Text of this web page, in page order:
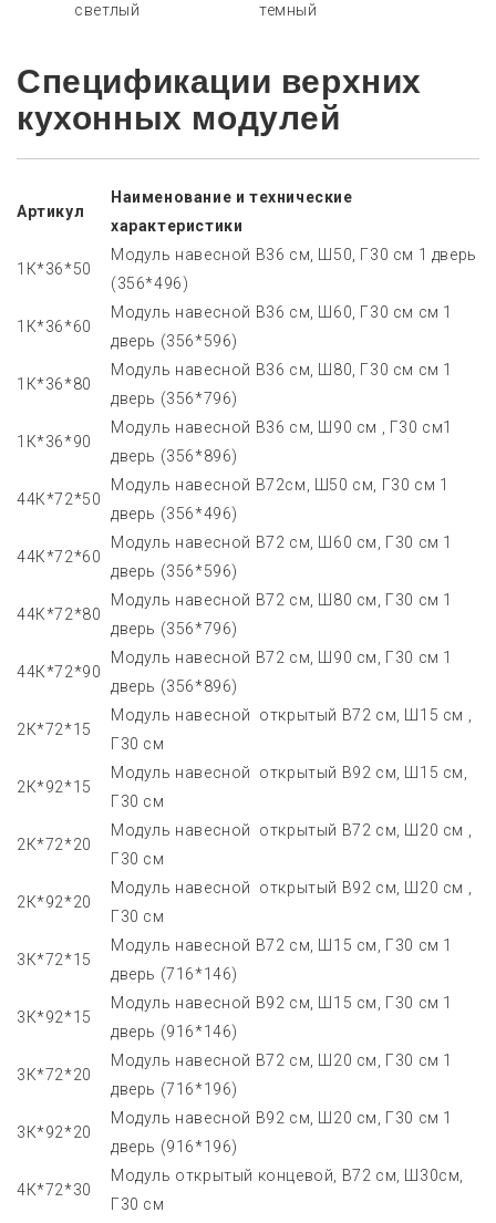
светлый
темный
Спецификации верхних
кухонных модулей
Артикул
Наименование и технические
характеристики
1К*36*50
Модуль навесной В36 см, Ш50, Г30 см 1 дверь
(356*496)
1К*36*60
Модуль навесной В36 см, Ш60, Г30 см см 1
дверь (356*596)
1К*36*80
Модуль навесной В36 см, Ш80, Г30 см см 1
дверь (356*796)
1К*36*90
Модуль навесной В36 см, Ш90 см , Г30 см1
дверь (356*896)
44К*72*50
Модуль навесной В72см, Ш50 см, Г30 см 1
дверь (356*496)
44К*72*60
Модуль навесной В72 см, Ш60 см, Г30 см 1
дверь (356*596)
44К*72*80
Модуль навесной В72 см, Ш80 см, Г30 см 1
дверь (356*796)
44К*72*90
Модуль навесной В72 см, Ш90 см, Г30 см 1
дверь (356*896)
2К*72*15
Модуль навесной открытый В72 см, Ш15 см ,
Г30 см
2К*92*15
Модуль навесной открытый В92 см, Ш15 см,
Г30 см
2К*72*20
Модуль навесной открытый В72 см, Ш20 см ,
Г30 см
2К*92*20
Модуль навесной открытый В92 см, Ш20 см ,
Г30 см
3К*72*15
Модуль навесной В72 см, Ш15 см, Г30 см 1
дверь (716*146)
3К*92*15
Модуль навесной В92 см, Ш15 см, Г30 см 1
дверь (916*146)
3К*72*20
Модуль навесной В72 см, Ш20 см, Г30 см 1
дверь (716*196)
3К*92*20
Модуль навесной В92 см, Ш20 см, Г30 см 1
дверь (916*196)
4К*72*30
Модуль открытый концевой, В72 см, Ш30см,
Г30 см